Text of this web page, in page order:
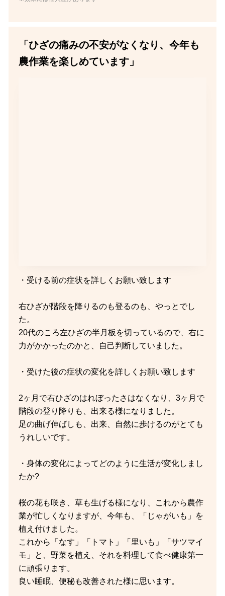
「ひざの痛みの不安がなくなり、今年も
農作業を楽しめています」
・受ける前の症状を詳しくお願い致します
右ひざが階段を降りるのも登るのも、やっとでし
た。
20代のころ左ひざの半月板を切っているので、右に
力がかかったのかと、自己判断していました。
・受けた後の症状の変化を詳しくお願い致します
2ヶ月で右ひざのはれぼったさはなくなり、3ヶ月で
階段の登り降りも、出来る様になりました。
足の曲げ伸ばしも、出来、自然に歩けるのがとても
うれしいです。
・身体の変化によってどのように生活が変化しまし
たか?
桜の花も咲き、草も生げる様になり、これから農作
業が忙しくなりますが、今年も、「じゃがいも」を
植え付けました。
これから「なす」「トマト」「里いも」「サツマイ
モ」と、野菜を植え、それを料理して食べ健康第一
に頑張ります。
良い睡眠、便秘も改善された様に思います。